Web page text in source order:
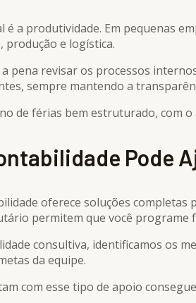
a produtividade. Em pequenas
produção e logística.
a pena revisar os processos
sempre mantendo a
de férias bem estruturado, com
Pode
oferece soluções
permitem que você programe
consultiva, identificamos os
da equipe.
com esse tipo de apoio